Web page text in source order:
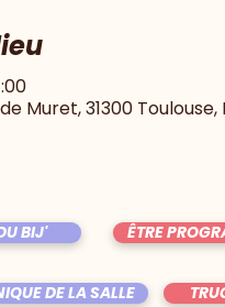
de Muret, 31300
BIJ' ÊTRE
DE LA SALLE